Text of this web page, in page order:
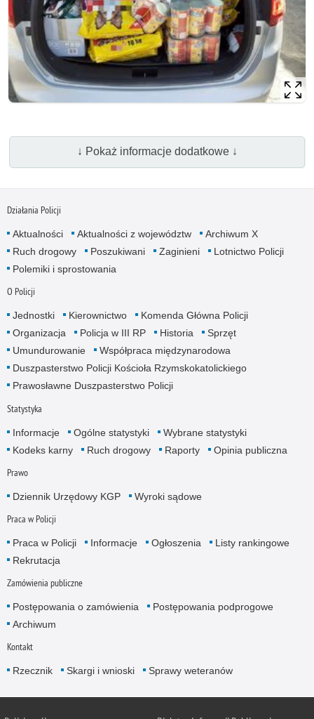
↓ Pokaż informacje dodatkowe ↓
Działania Policji
Aktualności Aktualności z województw
Archiwum X
Ruch drogowy
Poszukiwani Zaginieni
Lotnictwo Policji
Polemiki i sprostowania
O Policji
Jednostki Kierownictwo
Komenda Główna Policji
Organizacja
Policja w III RP Historia
Sprzęt
Umundurowanie
Współpraca międzynarodowa
Duszpasterstwo Policji Kościoła Rzymskokatolickiego
Prawosławne Duszpasterstwo Policji
Statystyka
Informacje Ogólne statystyki
Wybrane statystyki
Kodeks karny
Ruch drogowy Raporty Opinia publiczna
Prawo
Dziennik Urzędowy KGP Wyroki sądowe
Praca w Policji
Praca w Policji Informacje Ogłoszenia
Listy rankingowe
Rekrutacja
Zamówienia publiczne
Postępowania o zamówienia
Postępowania podprogowe
Archiwum
Kontakt
Rzecznik Skargi i wnioski Sprawy weteranów